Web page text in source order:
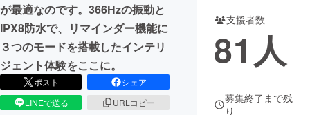
が最適なのです。366Hzの振動と
IPX8防水で、リマインダー機能に
３つのモードを搭載したインテリ
ジェント体験をここに。
ポスト
シェア
LINEで送る
URLコピー
支援者数
81 人
募集終了まで残
り